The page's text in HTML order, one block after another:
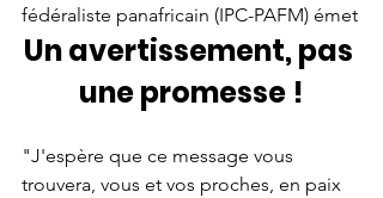
fédéraliste panafricain (IPC-PAFM) émet
Un avertissement, pas
une promesse !
"J'espère que ce message vous
trouvera, vous et vos proches, en paix